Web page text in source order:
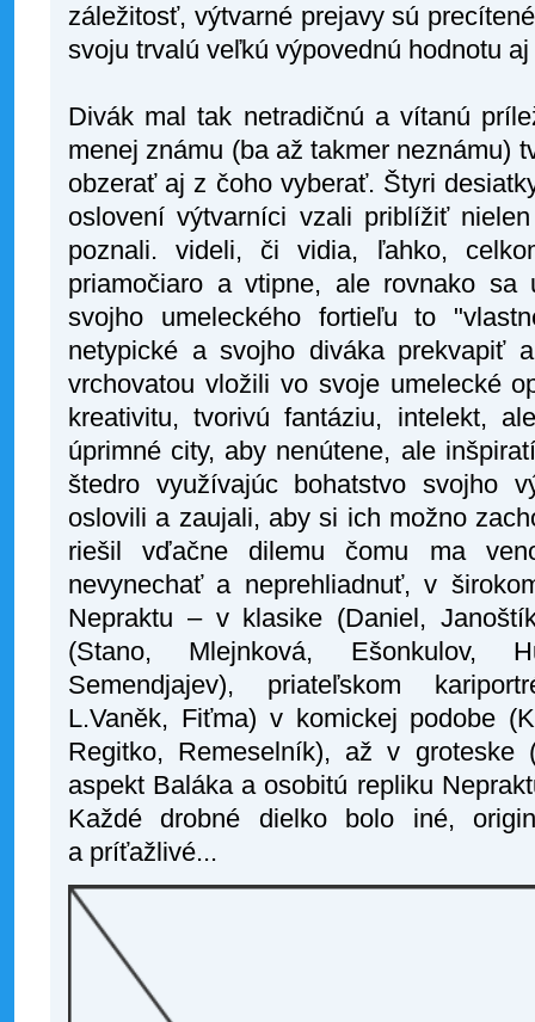
záležitosť, výtvarné prejavy sú
svoju trvalú veľkú výpovednú hodnotu
Divák mal tak netradičnú a vítanú
menej známu (ba až takmer neznámu)
obzerať aj z čoho vyberať. Štyri
oslovení výtvarníci vzali priblížiť
poznali. videli, či vidia, ľahko,
priamočiaro a vtipne, ale rovnako sa
svojho umeleckého fortieľu to
netypické a svojho diváka prekvapiť
vrchovatou vložili vo svoje umelecké
kreativitu, tvorivú fantáziu, intelekt,
úprimné city, aby nenútene, ale
štedro využívajúc bohatstvo svojho
oslovili a zaujali, aby si ich možno
riešil vďačne dilemu čomu ma
nevynechať a neprehliadnuť, v
Nepraktu – v klasike (Daniel,
(Stano, Mlejnková, Ešonkulov,
Semendjajev), priateľskom
L.Vaněk, Fiťma) v komickej podobe
Regitko, Remeselník), až v groteske
aspekt Baláka a osobitú repliku
Každé drobné dielko bolo iné,
a príťažlivé...